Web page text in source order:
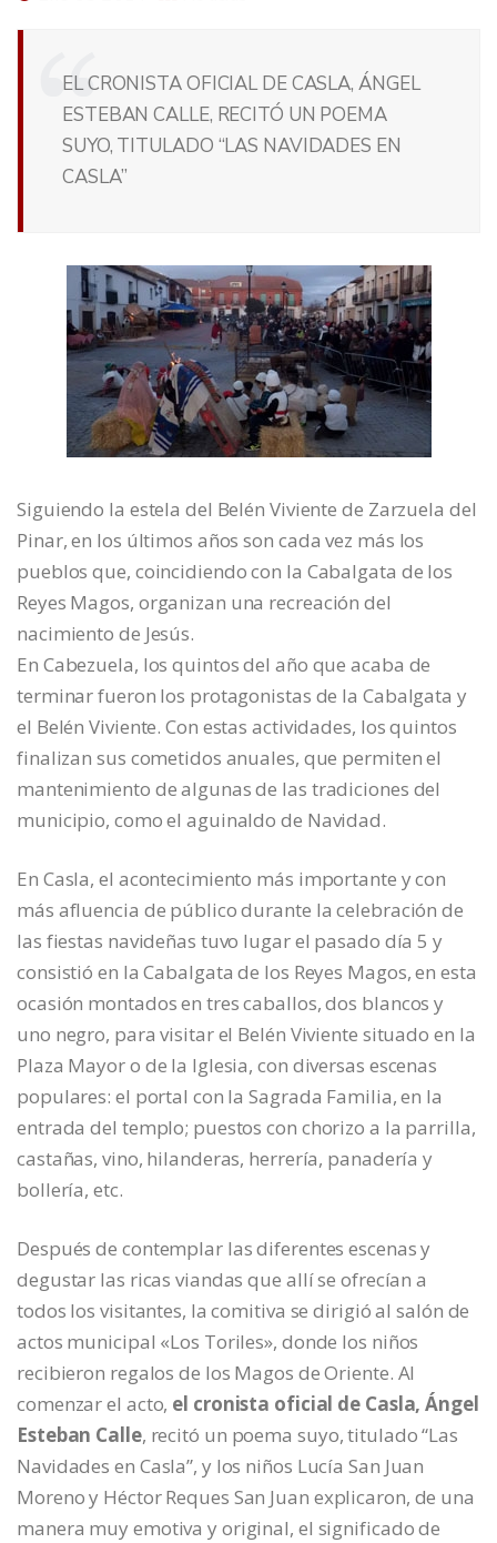
EL CRONISTA OFICIAL DE CASLA, ÁNGEL
ESTEBAN CALLE, RECITÓ UN POEMA
SUYO, TITULADO “LAS NAVIDADES EN
CASLA”
Siguiendo la estela del Belén Viviente de Zarzuela del
Pinar, en los últimos años son cada vez más los
pueblos que, coincidiendo con la Cabalgata de los
Reyes Magos, organizan una recreación del
nacimiento de Jesús.
En Cabezuela, los quintos del año que acaba de
terminar fueron los protagonistas de la Cabalgata y
el Belén Viviente. Con estas actividades, los quintos
finalizan sus cometidos anuales, que permiten el
mantenimiento de algunas de las tradiciones del
municipio, como el aguinaldo de Navidad.
En Casla, el acontecimiento más importante y con
más afluencia de público durante la celebración de
las fiestas navideñas tuvo lugar el pasado día 5 y
consistió en la Cabalgata de los Reyes Magos, en esta
ocasión montados en tres caballos, dos blancos y
uno negro, para visitar el Belén Viviente situado en la
Plaza Mayor o de la Iglesia, con diversas escenas
populares: el portal con la Sagrada Familia, en la
entrada del templo; puestos con chorizo a la parrilla,
castañas, vino, hilanderas, herrería, panadería y
bollería, etc.
Después de contemplar las diferentes escenas y
degustar las ricas viandas que allí se ofrecían a
todos los visitantes, la comitiva se dirigió al salón de
actos municipal «Los Toriles», donde los niños
recibieron regalos de los Magos de Oriente. Al
comenzar el acto, el cronista oficial de Casla, Ángel
Esteban Calle, recitó un poema suyo, titulado “Las
Navidades en Casla”, y los niños Lucía San Juan
Moreno y Héctor Reques San Juan explicaron, de una
manera muy emotiva y original, el significado de